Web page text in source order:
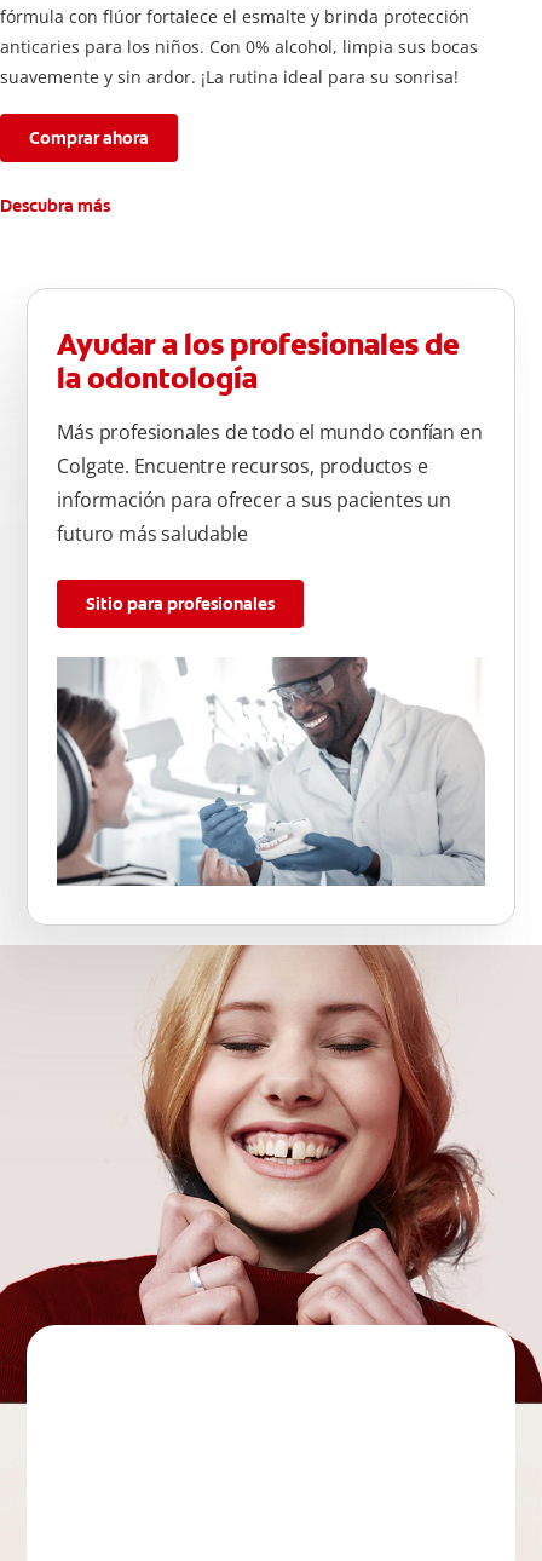
fórmula con flúor fortalece el esmalte y brinda protección
anticaries para los niños. Con 0% alcohol, limpia sus bocas
suavemente y sin ardor. ¡La rutina ideal para su sonrisa!
Comprar ahora
Descubra más
Ayudar a los profesionales de
la odontología
Más profesionales de todo el mundo confían en
Colgate. Encuentre recursos, productos e
información para ofrecer a sus pacientes un
futuro más saludable
Sitio para profesionales